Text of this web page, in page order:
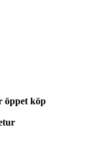
öppet köp